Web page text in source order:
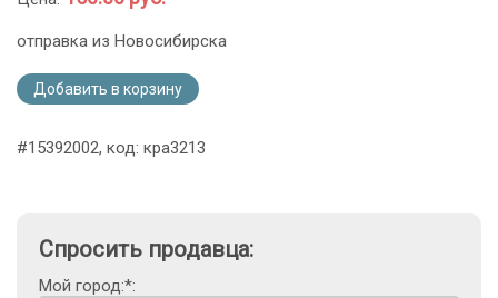
отправка из Новосибирска
Добавить в корзину
#15392002, код: кра3213
Спросить продавца:
Мой город:*: